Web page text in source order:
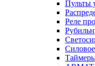
Пульты
Реле